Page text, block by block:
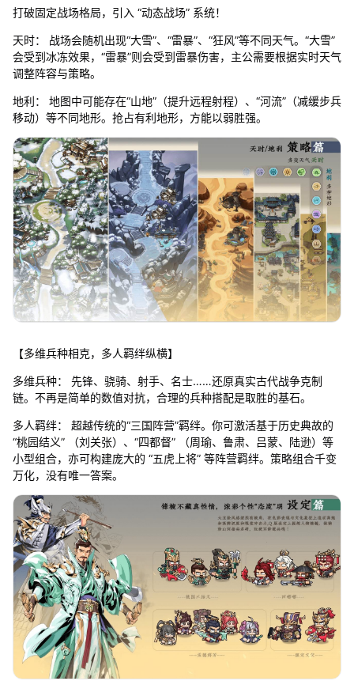
打破固定战场格局，引入 “动态战场” 系统！
天时： 战场会随机出现“大雪”、“雷暴”、“狂风”等不同天气。“大雪”
会受到冰冻效果，“雷暴”则会受到雷暴伤害，主公需要根据实时天气
调整阵容与策略。
地利： 地图中可能存在“山地”（提升远程射程）、“河流”（减缓步兵
移动）等不同地形。抢占有利地形，方能以弱胜强。
【多维兵种相克，多人羁绊纵横】
多维兵种： 先锋、骁骑、射手、名士……还原真实古代战争克制
链。不再是简单的数值对抗，合理的兵种搭配是取胜的基石。
多人羁绊： 超越传统的“三国阵营”羁绊。你可激活基于历史典故的
“桃园结义” （刘关张）、“四都督” （周瑜、鲁肃、吕蒙、陆逊）等
小型组合，亦可构建庞大的 “五虎上将” 等阵营羁绊。策略组合千变
万化，没有唯一答案。